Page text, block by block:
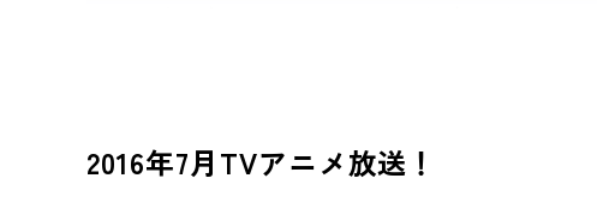
2016年7月TVアニメ放送！